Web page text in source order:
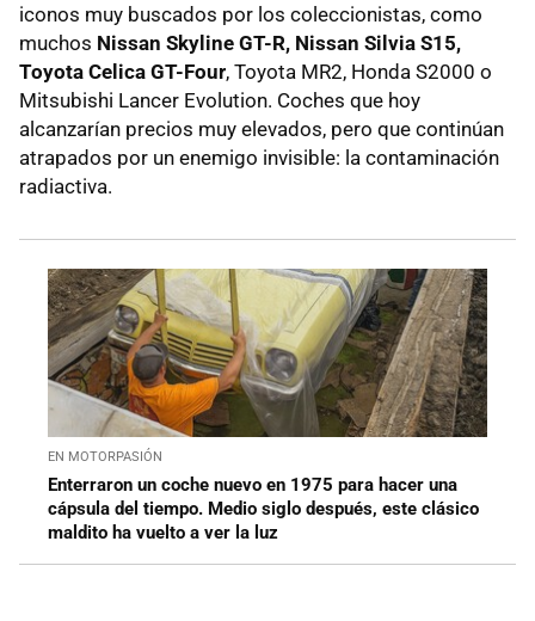
iconos muy buscados por los coleccionistas, como
muchos Nissan Skyline GT-R, Nissan Silvia S15,
Toyota Celica GT-Four, Toyota MR2, Honda S2000 o
Mitsubishi Lancer Evolution. Coches que hoy
alcanzarían precios muy elevados, pero que continúan
atrapados por un enemigo invisible: la contaminación
radiactiva.
EN MOTORPASIÓN
Enterraron un coche nuevo en 1975 para hacer una
cápsula del tiempo. Medio siglo después, este clásico
maldito ha vuelto a ver la luz